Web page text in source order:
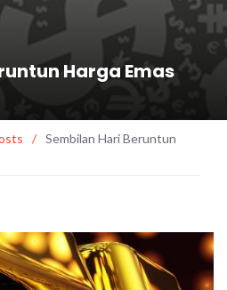
Harga Emas
/ Sembilan Hari Beruntun